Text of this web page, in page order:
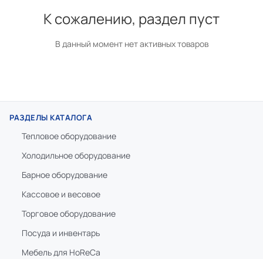
К сожалению, раздел пуст
В данный момент нет активных товаров
РАЗДЕЛЫ КАТАЛОГА
Тепловое оборудование
Холодильное оборудование
Барное оборудование
Кассовое и весовое
Торговое оборудование
Посуда и инвентарь
Мебель для HoReCa